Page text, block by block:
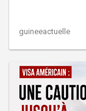
guineeactuelle